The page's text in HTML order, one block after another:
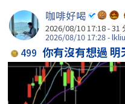
咖啡好喝
2026/08/10 17:18 -31
2026/08/10 17:28 -
499 你有沒有想過 明